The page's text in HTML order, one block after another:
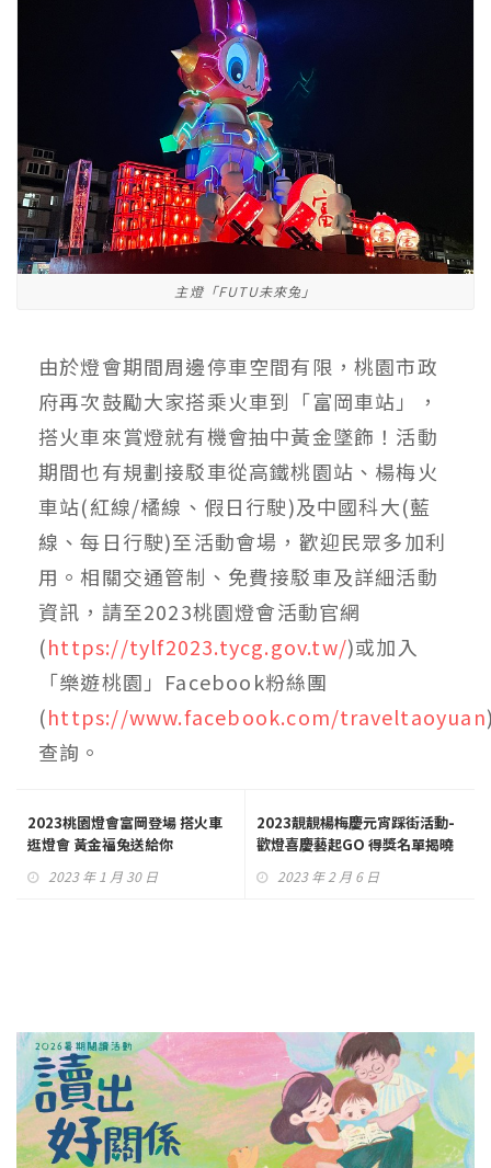
主燈「FUTU未來兔」
由於燈會期間周邊停車空間有限，桃園市政
府再次鼓勵大家搭乘火車到「富岡車站」，
搭火車來賞燈就有機會抽中黃金墜飾！活動
期間也有規劃接駁車從高鐵桃園站、楊梅火
車站(紅線/橘線、假日行駛)及中國科大(藍
線、每日行駛)至活動會場，歡迎民眾多加利
用。相關交通管制、免費接駁車及詳細活動
資訊，請至2023桃園燈會活動官網
(https://tylf2023.tycg.gov.tw/)或加入
「樂遊桃園」Facebook粉絲團
(https://www.facebook.com/traveltaoyuan
查詢。
2023桃園燈會富岡登場 搭火車
逛燈會 黃金福兔送給你
2023 年 1 月 30 日
2023靚靚楊梅慶元宵踩街活動-
歡燈喜慶藝起GO 得獎名單揭曉
2023 年 2 月 6 日